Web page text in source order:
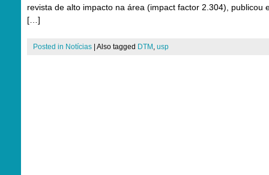
revista de alto impacto na área (impact factor 2.304), publicou
[…]
Posted in Notícias Also tagged DTM , usp